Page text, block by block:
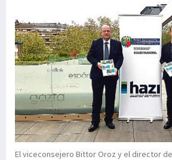
El viceconsejero Bittor Oroz y el director